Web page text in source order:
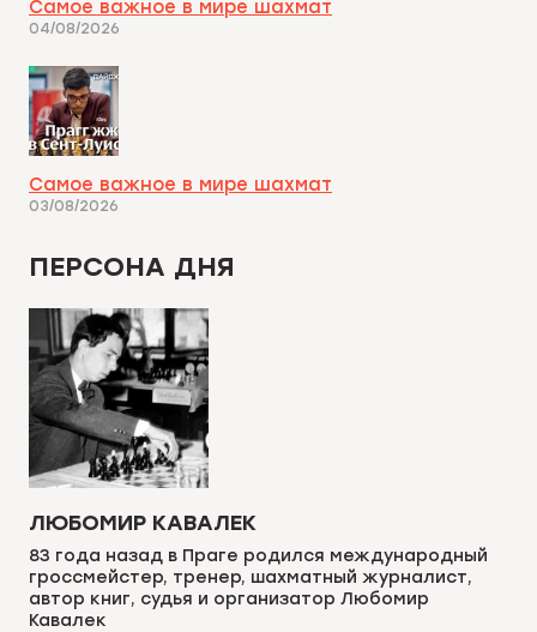
Самое важное в мире шахмат
04/08/2026
Самое важное в мире шахмат
03/08/2026
ПЕРСОНА ДНЯ
ЛЮБОМИР КАВАЛЕК
83 года назад в Праге родился международный
гроссмейстер, тренер, шахматный журналист,
автор книг, судья и организатор Любомир
Кавалек